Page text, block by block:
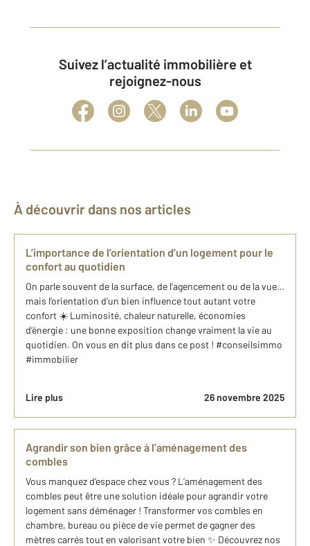
Suivez l’actualité immobilière et
rejoignez-nous
À découvrir dans nos articles
L’importance de l’orientation d’un logement pour le
confort au quotidien
On parle souvent de la surface, de l’agencement ou de la vue…
mais l’orientation d’un bien influence tout autant votre
confort ☀️ Luminosité, chaleur naturelle, économies
d’énergie : une bonne exposition change vraiment la vie au
quotidien. On vous en dit plus dans ce post ! #conseilsimmo
#immobilier
Lire plus 26 novembre 2025
Agrandir son bien grâce à l’aménagement des
combles
Vous manquez d’espace chez vous ? L’aménagement des
combles peut être une solution idéale pour agrandir votre
logement sans déménager ! Transformer vos combles en
chambre, bureau ou pièce de vie permet de gagner des
mètres carrés tout en valorisant votre bien ✨ Découvrez nos